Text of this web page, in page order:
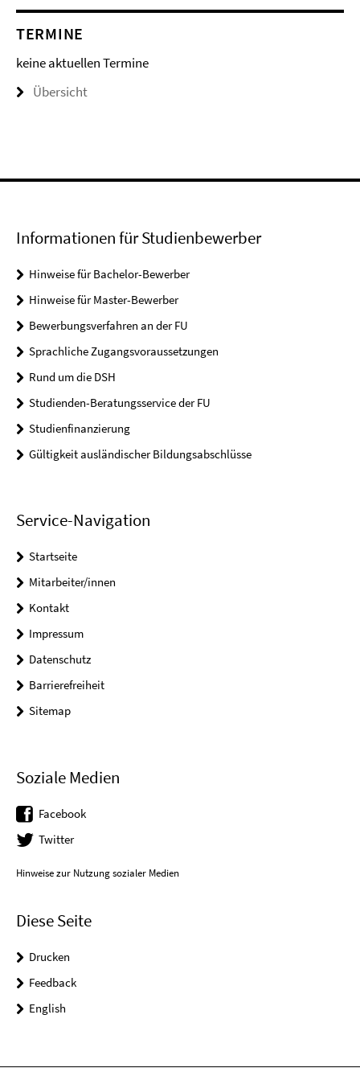
TERMINE
keine aktuellen Termine
Übersicht
Informationen für Studienbewerber
Hinweise für Bachelor-Bewerber
Hinweise für Master-Bewerber
Bewerbungsverfahren an der FU
Sprachliche Zugangsvoraussetzungen
Rund um die DSH
Studienden-Beratungsservice der FU
Studienfinanzierung
Gültigkeit ausländischer Bildungsabschlüsse
Service-Navigation
Startseite
Mitarbeiter/innen
Kontakt
Impressum
Datenschutz
Barrierefreiheit
Sitemap
Soziale Medien
Facebook
Twitter
Hinweise zur Nutzung sozialer Medien
Diese Seite
Drucken
Feedback
English